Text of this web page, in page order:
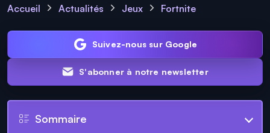
Accueil Actualités Jeux Fortnite
Suivez-nous sur Google
S'abonner à notre newsletter
Sommaire